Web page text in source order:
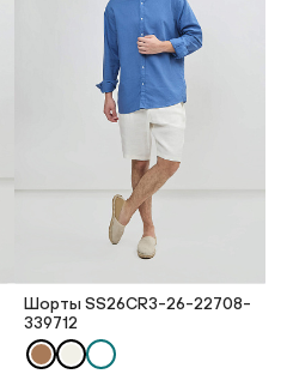
Шорты SS26CR3-26-22708-
339712